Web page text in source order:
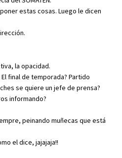
estas cosas. Luego le dicen
la opacidad.
El final de temporada? Partido
se quiere un jefe de prensa?
informando?
peinando muñecas que está
el dice, jajajaja!!